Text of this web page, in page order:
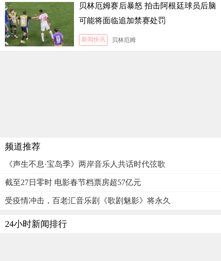
贝林厄姆赛后暴怒 拍击阿根廷球员后脑
可能将面临追加禁赛处罚
新闻快讯 贝林厄姆
频道推荐
《声生不息·宝岛季》两岸音乐人共话时代弦歌
截至27日零时 电影春节档票房超57亿元
受疫情冲击，百老汇音乐剧《歌剧魅影》将永久
24小时新闻排行